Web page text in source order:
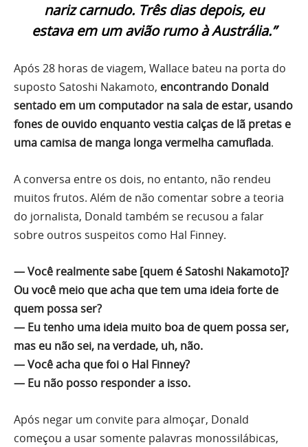
nariz carnudo. Três dias depois, eu
estava em um avião rumo à Austrália.”
Após 28 horas de viagem, Wallace bateu na porta do
suposto Satoshi Nakamoto, encontrando Donald
sentado em um computador na sala de estar, usando
fones de ouvido enquanto vestia calças de lã pretas e
uma camisa de manga longa vermelha camuflada.
A conversa entre os dois, no entanto, não rendeu
muitos frutos. Além de não comentar sobre a teoria
do jornalista, Donald também se recusou a falar
sobre outros suspeitos como Hal Finney.
— Você realmente sabe [quem é Satoshi Nakamoto]?
Ou você meio que acha que tem uma ideia forte de
quem possa ser?
— Eu tenho uma ideia muito boa de quem possa ser,
mas eu não sei, na verdade, uh, não.
— Você acha que foi o Hal Finney?
— Eu não posso responder a isso.
Após negar um convite para almoçar, Donald
começou a usar somente palavras monossilábicas,